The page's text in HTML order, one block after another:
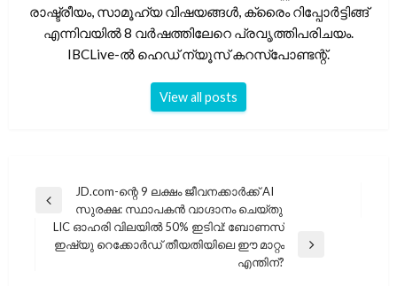
രാഷ്ട്രീയം, സാമൂഹ്യ വിഷയങ്ങൾ, ക്രൈം റിപ്പോർട്ടിങ്ങ്
എന്നിവയിൽ 8 വർഷത്തിലേറെ പ്രവൃത്തിപരിചയം.
IBCLive-ൽ ഹെഡ് ന്യൂസ് കറസ്പോണ്ടന്റ്.
View all posts
പോസ്റ്റുകളിലൂടെ
Previous
Post
JD.com-ന്റെ 9 ലക്ഷം ജീവനക്കാർക്ക് AI
സുരക്ഷ: സ്ഥാപകൻ വാഗ്ദാനം ചെയ്തു
Next
LIC ഓഹരി വിലയിൽ 50% ഇടിവ്: ബോണസ്
ഇഷ്യു റെക്കോർഡ് തീയതിയിലെ ഈ മാറ്റം
എന്തിന്?